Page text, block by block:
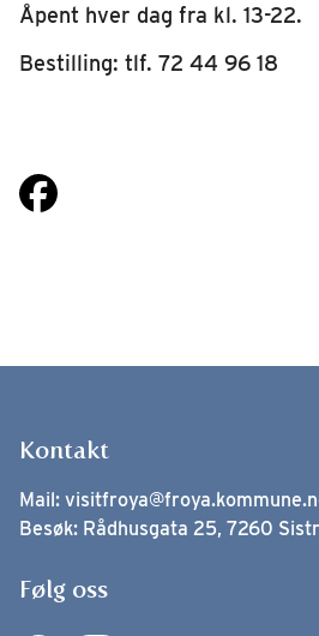
Åpent hver dag fra kl. 13-22.
Bestilling: tlf. 72 44 96 18
Kontakt
Mail:
Besøk: Rådhusgata 25, 7260
Følg oss